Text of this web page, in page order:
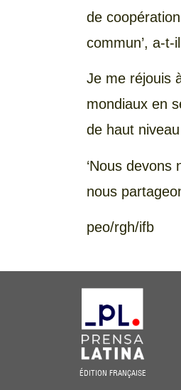
de
commun’, a-t-
Je me réjouis
mondiaux en
de haut
‘Nous
nous
peo/rgh/ifb
ÉDITION FRANÇAISE